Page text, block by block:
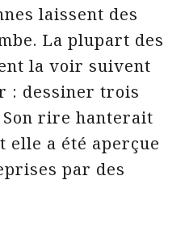
laissent des
La plupart des
la voir suivent
: dessiner trois
rire hanterait
a été aperçue
par des